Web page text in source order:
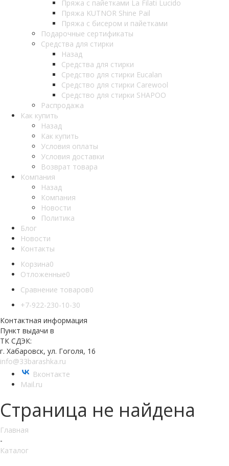
Пряжа с пайетками La Filati Lucido
Пряжа KUTNOR Shine Pail
Пряжа с бисером и пайетками
Подарочные сертификаты
Средства для стирки
Назад
Средства для стирки
Средство для стирки Eucalan
Средство для стирки Carewool
Средство для стирки SHAPOO
Распродажа
Как купить
Назад
Как купить
Условия оплаты
Условия доставки
Возврат товара
Компания
Назад
Компания
Новости
Политика
Блог
Новости
Контакты
Корзина0
Отложенные0
Сравнение товаров0
+7-922-230-10-30
Контактная информация
Пункт выдачи в
ТК СДЭК:
г. Хабаровск, ул. Гоголя, 16
info@33barashka.ru
Вконтакте
Mail.ru
Страница не найдена
Главная
-
Каталог